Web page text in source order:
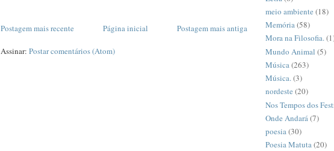
Postagem mais recente Postagem mais antiga
Página inicial
Assinar: Postar comentários (Atom)
meio ambiente (18)
Memória(58)
Mora na Filosofia.
Mundo Animal (5)
Música(263)
Música.(3)
nordeste (20)
Nos Tempos dos
Onde Andará(7)
poesia(30)
Poesia Matuta(20)